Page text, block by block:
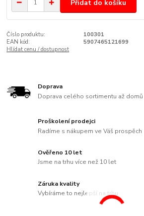
Přidat do košíku
Číslo produktu:
100301
EAN kód:
5907465121699
Hlídat cenu / dostupnost
Doprava
Doprava celého sortimentu až domů
Proškolení prodejci
Radíme s nákupem ve Váš prospěch
Ověřeno 10 let
Jsme na trhu více než 10 let
Záruka kvality
Vybíráme to nejlepší na trhu